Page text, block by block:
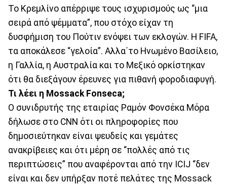
Το Κρεμλίνο απέρριψε τους ισχυρισμούς ως “μια
σειρά από ψέμματα”, που στόχο είχαν τη
δυσφήμιση του Πούτιν ενόψει των εκλογών. Η FIFA,
τα αποκάλεσε “γελοία”. Αλλα΄το Ηνωμένο Βασίλειο,
η Γαλλία, η Αυστραλία και το Μεξικό ορκίστηκαν
ότι θα διεξάγουν έρευνες για πιθανή φοροδιαφυγή.
Τι λέει η Mossack Fonseca;
Ο συνιδρυτής της εταιρίας Ραμόν Φονσέκα Μόρα
δήλωσε στο CNN ότι οι πληροφορίες που
δημοσιεύτηκαν είναι ψευδείς και γεμάτες
ανακρίβειες και ότι μέρη σε “πολλές από τις
περιπτώσεις” που αναφέρονται από την ICIJ “δεν
είναι και δεν υπήρξαν ποτέ πελάτες της Mossack